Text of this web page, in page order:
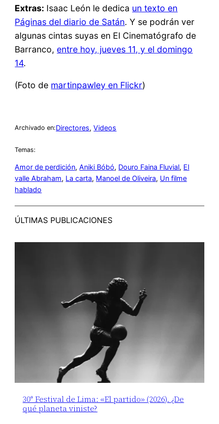
Extras: Isaac León le dedica un texto en
Páginas del diario de Satán. Y se podrán ver
algunas cintas suyas en El Cinematógrafo de
Barranco, entre hoy, jueves 11, y el domingo
14.
(Foto de martinpawley en Flickr)
Archivado en:Directores, Videos
Temas:
Amor de perdición, Aniki Bóbó, Douro Faina Fluvial, El
valle Abraham, La carta, Manoel de Oliveira, Un filme
hablado
ÚLTIMAS PUBLICACIONES
30° Festival de Lima: «El partido» (2026). ¿De
qué planeta viniste?